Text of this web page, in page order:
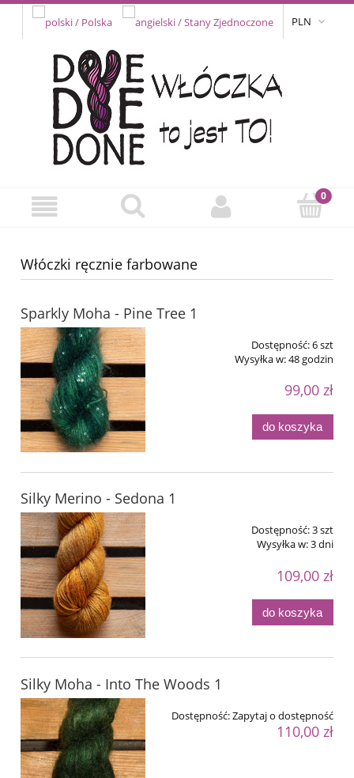
PLN
Włóczki ręcznie farbowane
Sparkly Moha - Pine Tree 1
Dostępność:6 szt
Wysyłka w:48 godzin
99,00 zł
do koszyka
Silky Merino - Sedona 1
Dostępność:3 szt
Wysyłka w:3 dni
109,00 zł
do koszyka
Silky Moha - Into The Woods 1
Dostępność:Zapytaj o dostępność
110,00 zł